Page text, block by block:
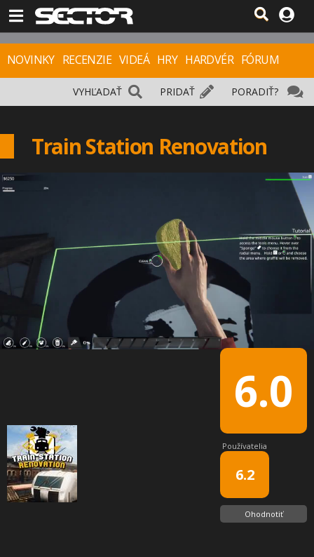
NOVINKY RECENZIE VIDEÁ HRY HARDVÉR FÓRUM
PORADIŤ?
PRIDAŤ
VYHĽADAŤ
Train Station Renovation
6.0
Používatelia
6.2
Ohodnotiť